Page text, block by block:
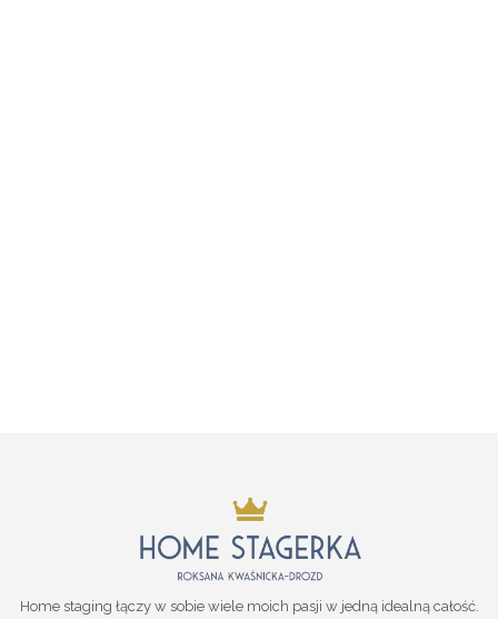
Home staging łączy w sobie wiele moich pasji w jedną idealną całość.